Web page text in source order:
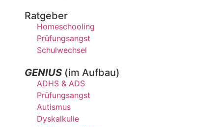
Ratgeber
Homeschooling
Prüfungsangst
Schulwechsel
GENIUS (im Aufbau)
ADHS & ADS
Prüfungsangst
Autismus
Dyskalkulie